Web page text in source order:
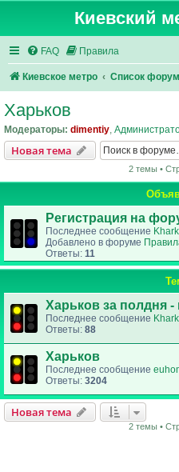
Киевский
FAQ Правила
Киевское метро Список
Харьков
Модераторы: dimentiy,
Новая тема
2 темы •
Регистрация на
Последнее сообщение
Добавлено в форуме
Ответы: 11
Харьков за полдня -
Последнее сообщение
Ответы: 88
Харьков
Последнее сообщение
Ответы: 3204
Новая тема
2 темы •